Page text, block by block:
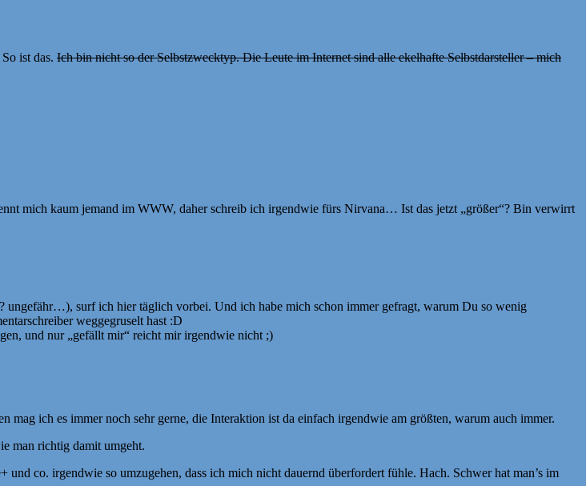
ist das. Ich bin nicht so der Selbstzwecktyp. Die Leute im Internet sind alle ekelhafte Selbstdarsteller – mich
mich kaum jemand im WWW, daher schreib ich irgendwie fürs Nirvana… Ist das jetzt „größer“? Bin verwirrt
surf ich hier täglich vorbei. Und ich habe mich schon immer gefragt, warum Du so wenig
weggegruselt hast :D
und nur „gefällt mir“ reicht mir irgendwie nicht ;)
ich es immer noch sehr gerne, die Interaktion ist da einfach irgendwie am größten, warum auch immer.
man richtig damit umgeht.
co. irgendwie so umzugehen, dass ich mich nicht dauernd überfordert fühle. Hach. Schwer hat man’s im